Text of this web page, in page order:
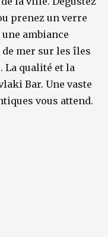
prenez un verre
ambiance
mer sur les îles
La qualité et la
Bar. Une vaste
vous attend.